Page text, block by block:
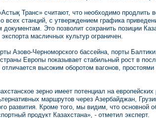
Транс» считают, что необходимо продлить
всех станций, с утверждением графика
Это позволит сохранить позиции
масличных культур ограничен.
Азово-Черноморского бассейна, порты
Европы показывает стабильный рост в
высоким оборотом вагонов,
зерно имеет потенциал на
маршрутов через Азербайджан,
развития. Кроме того, мы видим, что основной
продукт Казахстана», - отметил эксперт.